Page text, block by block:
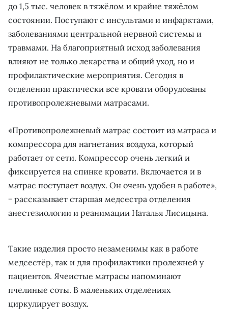
до 1,5 тыс. человек в тяжёлом и крайне тяжёлом
состоянии. Поступают с инсультами и инфарктами,
заболеваниями центральной нервной системы и
травмами. На благоприятный исход заболевания
влияют не только лекарства и общий уход, но и
профилактические мероприятия. Сегодня в
отделении практически все кровати оборудованы
противопролежневыми матрасами.
«Противопролежневый матрас состоит из матраса и
компрессора для нагнетания воздуха, который
работает от сети. Компрессор очень легкий и
фиксируется на спинке кровати. Включается и в
матрас поступает воздух. Он очень удобен в работе»,
− рассказывает старшая медсестра отделения
анестезиологии и реанимации Наталья Лисицына.
Такие изделия просто незаменимы как в работе
медсестёр, так и для профилактики пролежней у
пациентов. Ячеистые матрасы напоминают
пчелиные соты. В маленьких отделениях
циркулирует воздух.